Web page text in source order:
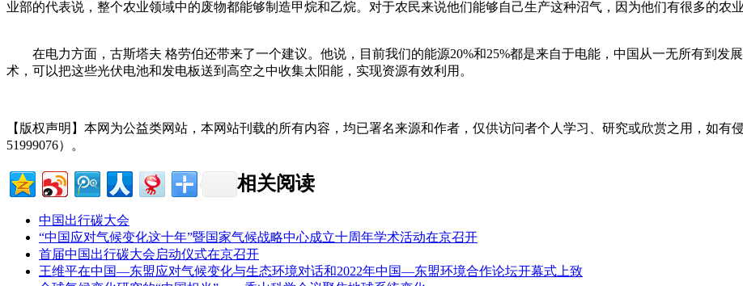
业部的代表说，整个农业领域中的废物都能够制造甲烷和乙烷。对于农民来说他们能够自己生产这种沼气，因为他们有很多的农
在电力方面，古斯塔夫 格劳伯还带来了一个建议。他说，目前我们的能源20%和25%都是来自于电能，中国从一无所有到发
术，可以把这些光伏电池和发电板送到高空之中收集太阳能，实现资源有效利用。
【版权声明】本网为公益类网站，本网站刊载的所有内容，均已署名来源和作者，仅供访问者个人学习、研究或欣赏之用，如有
51999076）。
相关阅读
中国出行碳大会
“中国应对气候变化这十年”暨国家气候战略中心成立十周年学术活动在京召开
首届中国出行碳大会启动仪式在京召开
王维平在中国—东盟应对气候变化与生态环境对话和2022年中国—东盟环境合作论坛开幕式上致